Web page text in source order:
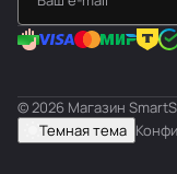
© 2026 Магазин
Темная тема